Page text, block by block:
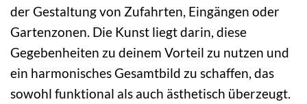
der Gestaltung von Zufahrten, Eingängen oder
Gartenzonen. Die Kunst liegt darin, diese
Gegebenheiten zu deinem Vorteil zu nutzen und
ein harmonisches Gesamtbild zu schaffen, das
sowohl funktional als auch ästhetisch überzeugt.